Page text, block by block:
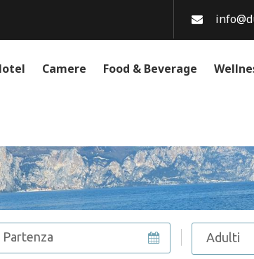
Camere Food & Beverage
Adulti